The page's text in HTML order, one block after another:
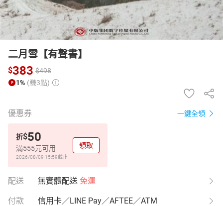
二月雪【有聲書】
$383 $498
1% (賺3點)
優惠券 一鍵全領
折$50
滿555元可用
2026/08/09 15:59截止
領取
配送 無實體配送 免運
付款 信用卡／LINE Pay／AFTEE／ATM